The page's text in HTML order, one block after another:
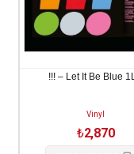
!!! – Let It Be Blue
Vinyl
₺2,870